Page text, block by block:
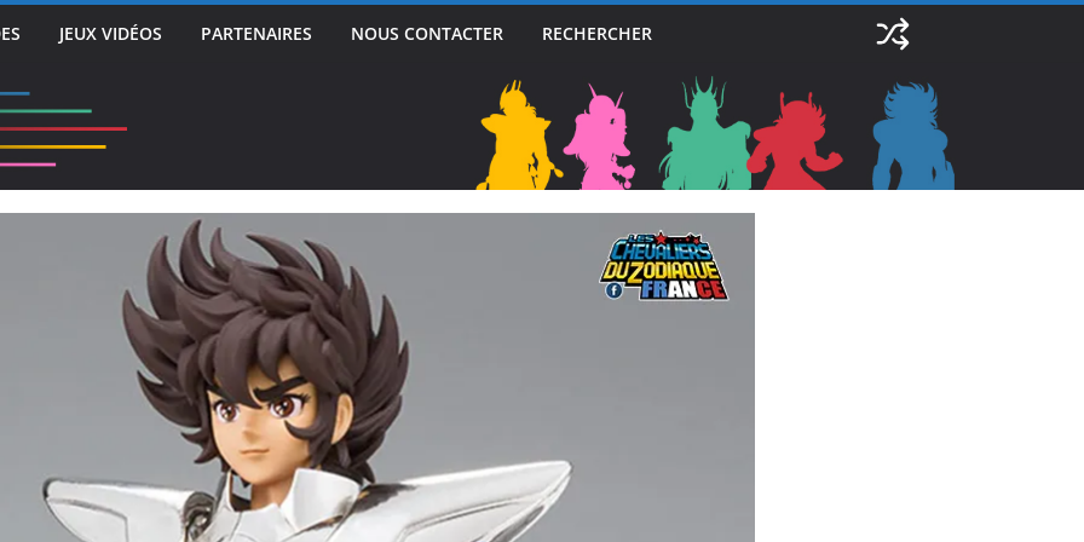
JEUX VIDÉOS PARTENAIRES NOUS CONTACTER RECHERCHER